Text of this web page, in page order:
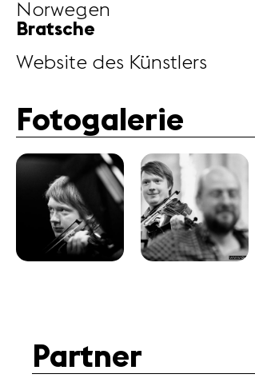
Norwegen
Bratsche
Website des Künstlers
Fotogalerie
Partner